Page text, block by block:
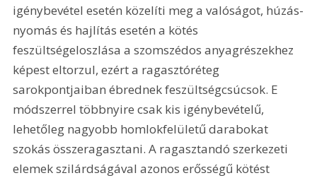
igénybevétel esetén közelíti meg a valóságot, húzás-
nyomás és hajlítás esetén a kötés
feszültségeloszlása a szomszédos anyagrészekhez
képest eltorzul, ezért a ragasztóréteg
sarokpontjaiban ébrednek feszültségcsúcsok. E
módszerrel többnyire csak kis igénybevételű,
lehetőleg nagyobb homlokfelületű darabokat
szokás összeragasztani. A ragasztandó szerkezeti
elemek szilárdságával azonos erősségű kötést